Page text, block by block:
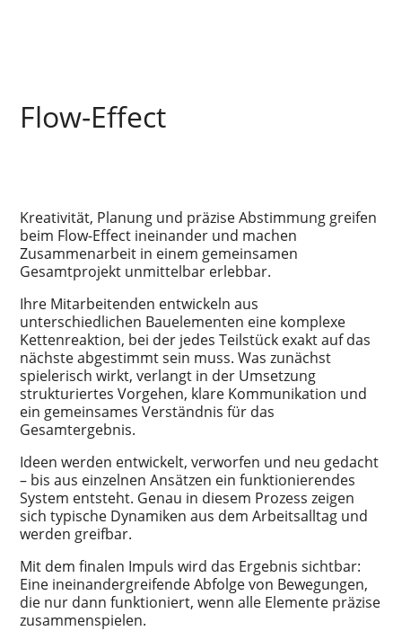
Flow-Effect
Kreativität, Planung und präzise Abstimmung greifen
beim Flow-Effect ineinander und machen
Zusammenarbeit in einem gemeinsamen
Gesamtprojekt unmittelbar erlebbar.
Ihre Mitarbeitenden entwickeln aus
unterschiedlichen Bauelementen eine komplexe
Kettenreaktion, bei der jedes Teilstück exakt auf das
nächste abgestimmt sein muss. Was zunächst
spielerisch wirkt, verlangt in der Umsetzung
strukturiertes Vorgehen, klare Kommunikation und
ein gemeinsames Verständnis für das
Gesamtergebnis.
Ideen werden entwickelt, verworfen und neu gedacht
– bis aus einzelnen Ansätzen ein funktionierendes
System entsteht. Genau in diesem Prozess zeigen
sich typische Dynamiken aus dem Arbeitsalltag und
werden greifbar.
Mit dem finalen Impuls wird das Ergebnis sichtbar:
Eine ineinandergreifende Abfolge von Bewegungen,
die nur dann funktioniert, wenn alle Elemente präzise
zusammenspielen.